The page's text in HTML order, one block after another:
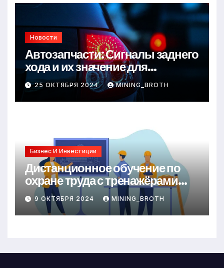
Новости
Автозапчасти: Сигналы заднего
хода и их значение для
безопасности на дороге
25 ОКТЯБРЯ 2024 MINING_BROTH
Бизнес И Инвестиции
Дистанционное обучение по
охране труда с тренажёрами
онлайн
9 ОКТЯБРЯ 2024 MINING_BROTH